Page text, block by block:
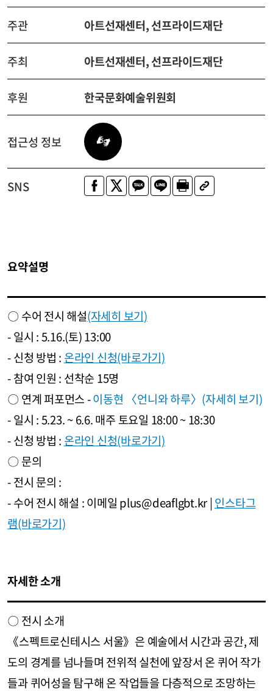
주관 아트선재센터, 선프라이드재단
주최 아트선재센터, 선프라이드재단
후원 한국문화예술위원회
접근성 정보
SNS
요약설명
〇 수어 전시 해설(자세히 보기)
- 일시 : 5.16.(토) 13:00
- 신청 방법 : 온라인 신청(바로가기)
- 참여 인원 : 선착순 15명
〇 연계 퍼포먼스 -이동현 〈언니와 하루〉(자세히 보기)
- 일시 : 5.23. ~ 6.6. 매주 토요일 18:00 ~ 18:30
- 신청 방법 : 온라인 신청(바로가기)
〇 문의
- 전시 문의 :
- 수어 전시 해설 : 이메일 plus@deaflgbt.kr | 인스타그
램(바로가기)
자세한 소개
〇 전시 소개
《스펙트로신테시스 서울》은 예술에서 시간과 공간, 제
도의 경계를 넘나들며 전위적 실천에 앞장서 온 퀴어 작가
들과 퀴어성을 탐구해 온 작업들을 다층적으로 조망하는